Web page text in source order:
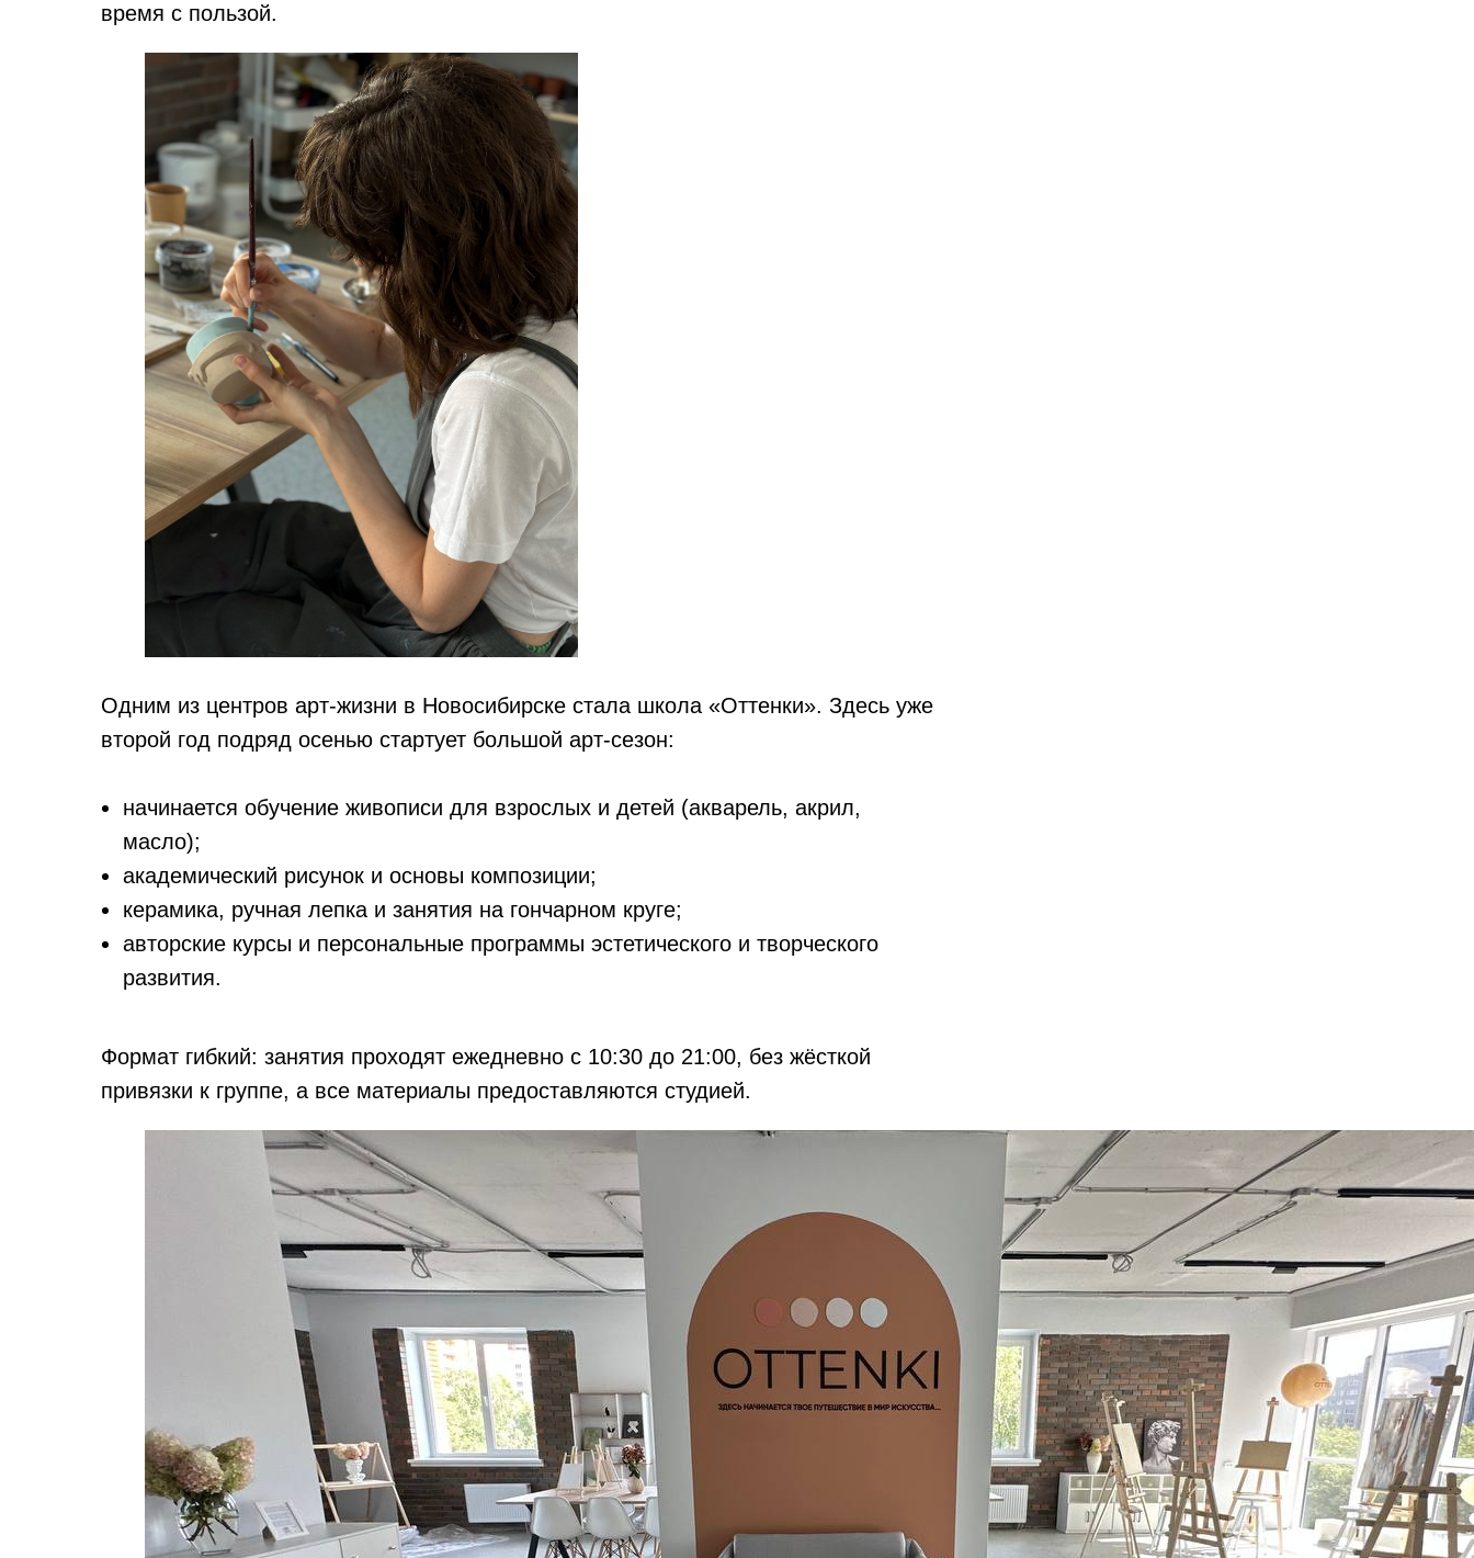
время с пользой.
Одним из центров арт-жизни в Новосибирске стала школа «Оттенки». Здесь уже
второй год подряд осенью стартует большой арт-сезон:
начинается обучение живописи для взрослых и детей (акварель, акрил,
масло);
академический рисунок и основы композиции;
керамика, ручная лепка и занятия на гончарном круге;
авторские курсы и персональные программы эстетического и творческого
развития.
Формат гибкий: занятия проходят ежедневно с 10:30 до 21:00, без жёсткой
привязки к группе, а все материалы предоставляются студией.